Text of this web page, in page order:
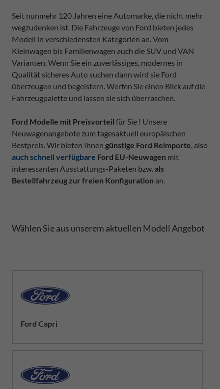
Seit nunmehr 120 Jahren eine Automarke, die nicht mehr
wegzudenken ist. Die Fahrzeuge von Ford bieten jedes
Modell in verschiedensten Kategorien an. Vom
Kleinwagen bis Familienwagen auch die SUV und VAN
Varianten. Wenn Sie ein zuverlässiges, modernes in
Qualität sicheres Auto suchen dann wird sie Ford
überzeugen und begeistern. Werfen Sie einen Blick auf die
Fahrzeugpalette und lassen sie sich überraschen.
Ford Modelle mit Preisvorteil für Sie ! Unsere
Neuwagenangebote zum tagesaktuell europäischen
Bestpreis. Wir bieten Ihnen günstige Ford Reimporte, also
auch schnell verfügbare Ford EU-Neuwagen mit
interessanten Ausstattungs-Paketen bzw.als
Bestellfahrzeug zur freien Konfiguration an.
Wählen Sie aus unserem aktuellen Modell Angebot
Ford Capri